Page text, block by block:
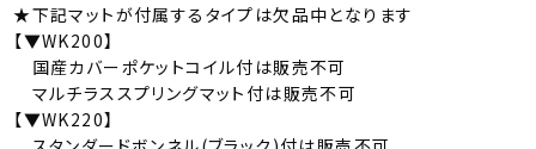
★下記マットが付属するタイプは欠品中となります
【▼WK200】
国産カバーポケットコイル付は販売不可
マルチラススプリングマット付は販売不可
【▼WK220】